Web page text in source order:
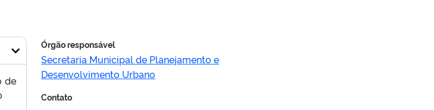
de
Órgão responsável
Secretaria Municipal de Planejamento e
Desenvolvimento Urbano
Contato